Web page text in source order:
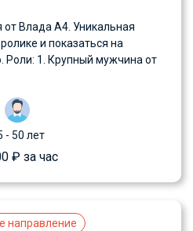
от Влада А4. Уникальная
и показаться на
Роли: 1. Крупный мужчина от
- 50 лет
₽ за час
направление